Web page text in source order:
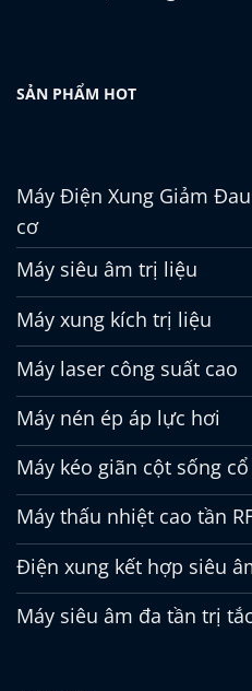
SẢN PHẨM HOT
Máy Điện Xung Giảm
cơ
Máy siêu âm trị liệu
Máy xung kích trị liệu
Máy laser công suất cao
Máy nén ép áp lực hơi
Máy kéo giãn cột sống
Máy thấu nhiệt cao tần
Điện xung kết hợp siêu
Máy siêu âm đa tần trị